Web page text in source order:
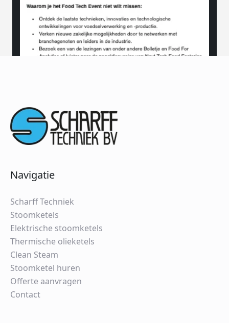
Navigatie
Scharff Techniek
Stoomketels
Elektrische stoomketels
Thermische olieketels
Clean Steam
Stoomketel huren
Offerte aanvragen
Contact